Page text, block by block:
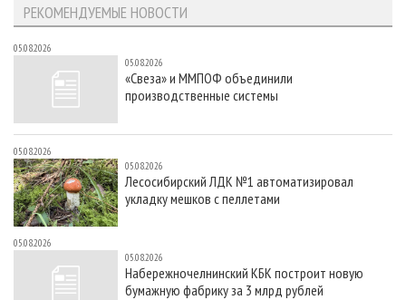
РЕКОМЕНДУЕМЫЕ НОВОСТИ
05.08.2026
05.08.2026
«Свеза» и ММПОФ объединили
производственные системы
05.08.2026
05.08.2026
Лесосибирский ЛДК №1 автоматизировал
укладку мешков с пеллетами
05.08.2026
05.08.2026
Набережночелнинский КБК построит новую
бумажную фабрику за 3 млрд рублей